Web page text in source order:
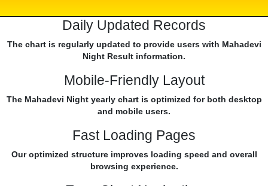
Daily Updated Records
The chart is regularly updated to provide users with Mahadevi
Night Result information.
Mobile-Friendly Layout
The Mahadevi Night yearly chart is optimized for both desktop
and mobile users.
Fast Loading Pages
Our optimized structure improves loading speed and overall
browsing experience.